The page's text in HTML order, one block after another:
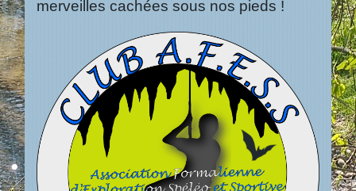
merveilles cachées sous nos pieds !